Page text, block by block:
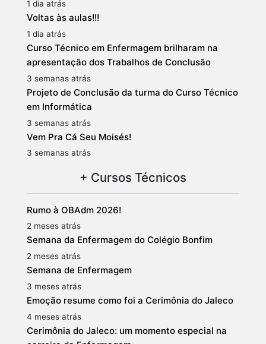
1 dia atrás
Voltas às aulas!!!
1 dia atrás
Curso Técnico em Enfermagem brilharam na
apresentação dos Trabalhos de Conclusão
3 semanas atrás
Projeto de Conclusão da turma do Curso Técnico
em Informática
3 semanas atrás
Vem Pra Cá Seu Moisés!
3 semanas atrás
+ Cursos Técnicos
Rumo à OBAdm 2026!
2 meses atrás
Semana da Enfermagem do Colégio Bonfim
2 meses atrás
Semana de Enfermagem
3 meses atrás
Emoção resume como foi a Cerimônia do Jaleco
4 meses atrás
Cerimônia do Jaleco: um momento especial na